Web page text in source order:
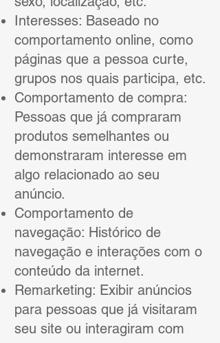
Interesses: Baseado no
comportamento online, como
páginas que a pessoa curte,
grupos nos quais participa, etc.
Comportamento de compra:
Pessoas que já compraram
produtos semelhantes ou
demonstraram interesse em
algo relacionado ao seu
anúncio.
Comportamento de
navegação: Histórico de
navegação e interações com o
conteúdo da internet.
Remarketing: Exibir anúncios
para pessoas que já visitaram
seu site ou interagiram com